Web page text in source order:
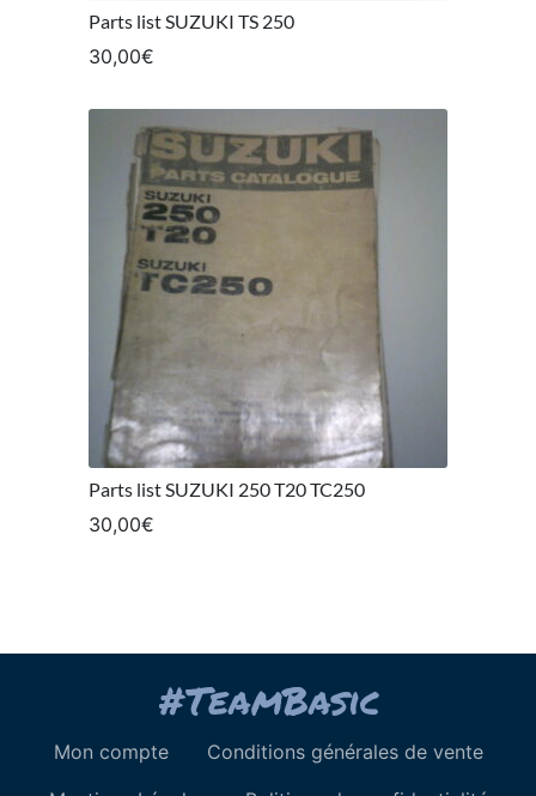
Parts list SUZUKI TS 250
30,00€
Parts list SUZUKI 250 T20 TC250
30,00€
Mon compte
Conditions générales de vente